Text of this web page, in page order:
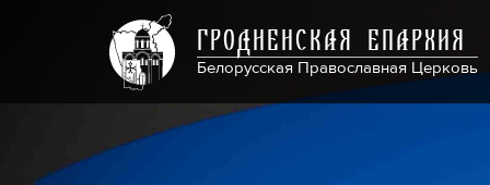
ГРОДНЕНСКАЯ ЕПАРХИЯ
Белорусская Православная Церковь